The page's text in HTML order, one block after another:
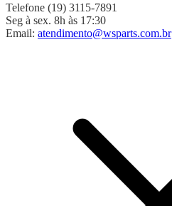
Telefone (19) 3115-7891
Seg à sex. 8h às 17:30
Email: atendimento@wsparts.com.br